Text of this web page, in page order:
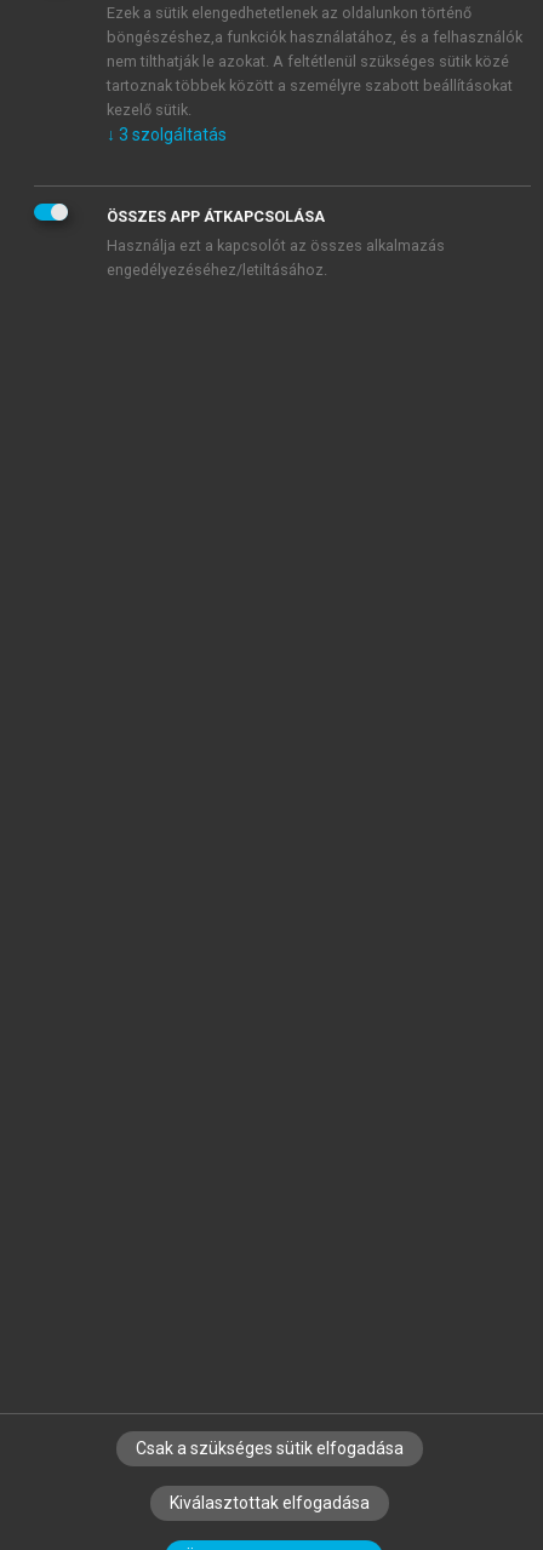
veszem és elfogadom.
Általános vásárlási feltételeket, valamint a szotar.netés a
mersz.huoldalak licencszerződéseiben foglaltakat
tudomásul veszem és elfogadom.
KIPRÓBÁLOM
SZERZŐKNEK CÉGEKNEK KÖNYVTÁROSOKNAK
SZERKESZTÉSI ÉS LEKTORÁLÁSI ALAPELVEK
Ezek a sütik elengedhetetlenek az oldalunkon történő
böngészéshez,a funkciók használatához, és a felhasználók
nem tilthatják le azokat. A feltétlenül szükséges sütik közé
tartoznak többek között a személyre szabott beállításokat
kezelő sütik.
↓ 3 szolgáltatás
ÖSSZES APP ÁTKAPCSOLÁSA
Használja ezt a kapcsolót az összes alkalmazás
engedélyezéséhez/letiltásához.
Csak a szükséges sütik elfogadása
Kiválasztottak elfogadása